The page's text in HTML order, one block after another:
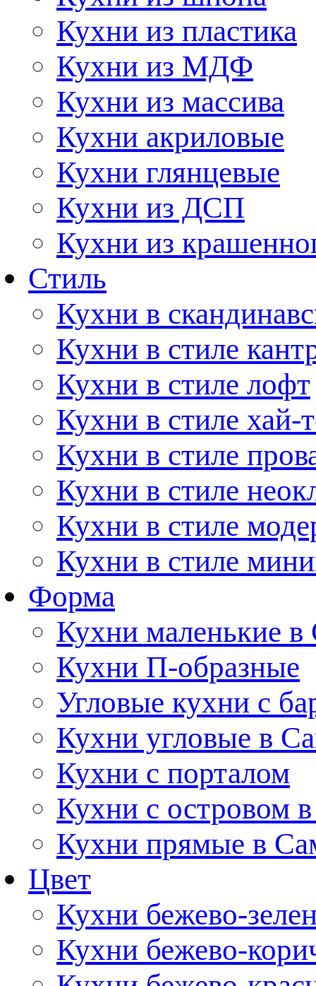
Кухни из пластика
Кухни из МДФ
Кухни из массива
Кухни акриловые
Кухни глянцевые
Кухни из ДСП
Кухни из
Стиль
Кухни в
Кухни в стиле
Кухни в стиле лофт
Кухни в стиле хай-
Кухни в стиле
Кухни в стиле
Кухни в стиле
Кухни в стиле
Форма
Кухни маленькие в
Кухни П-образные
Угловые кухни с
Кухни угловые в
Кухни с порталом
Кухни с островом
Кухни прямые в
Цвет
Кухни бежево-
Кухни бежево-